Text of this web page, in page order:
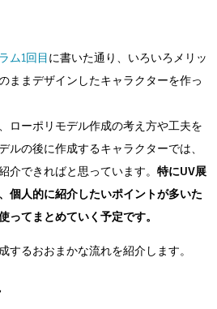
ム1回目に書いた通り、いろいろメリッ
ままデザインしたキャラクターを作っ
ローポリモデル作成の考え方や工夫を
ルの後に作成するキャラクターでは、
介できればと思っています。 特にUV展
個人的に紹介したいポイントが多いた
ってまとめていく予定です。
するおおまかな流れを紹介します。